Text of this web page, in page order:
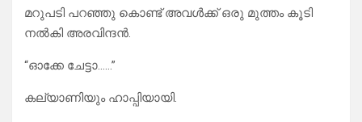
മറുപടി പറഞ്ഞു കൊണ്ട് അവൾക്ക് ഒരു മുത്തം കൂടി
നൽകി അരവിന്ദൻ.
“ഓക്കേ ചേട്ടാ……”
കല്യാണിയും ഹാപ്പിയായി.